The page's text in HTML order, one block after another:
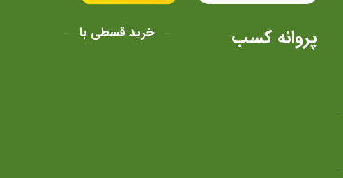
پروانه کسب خرید قسطی با